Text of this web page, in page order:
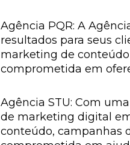
Agência PQR: A
resultados para seus
marketing de
comprometida em
Agência STU: Com
de marketing digital
conteúdo, campanhas